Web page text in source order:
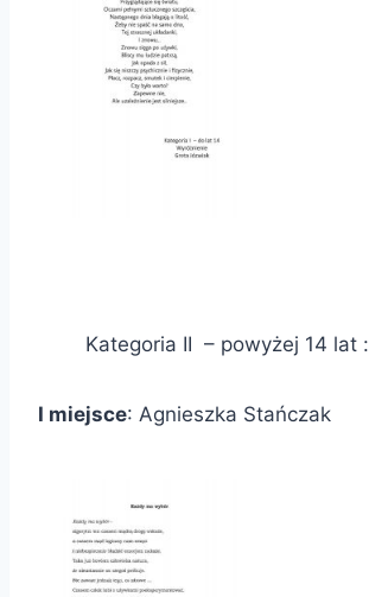
Kategoria II – powyżej 14 lat :
I miejsce: Agnieszka Stańczak